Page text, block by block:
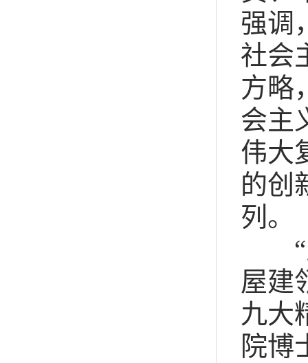
强调
社会
方略
会主
伟大
的创
列。
“宣
屋建
九大
院博